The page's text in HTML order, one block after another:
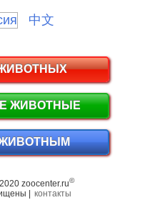
中文
ЖИВОТНЫЕ
zoocenter.ru©
| контакты